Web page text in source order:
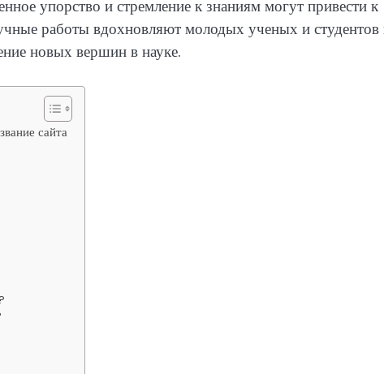
упорство и стремление к знаниям могут привести к
работы вдохновляют молодых ученых и студентов
новых вершин в науке.
сайта